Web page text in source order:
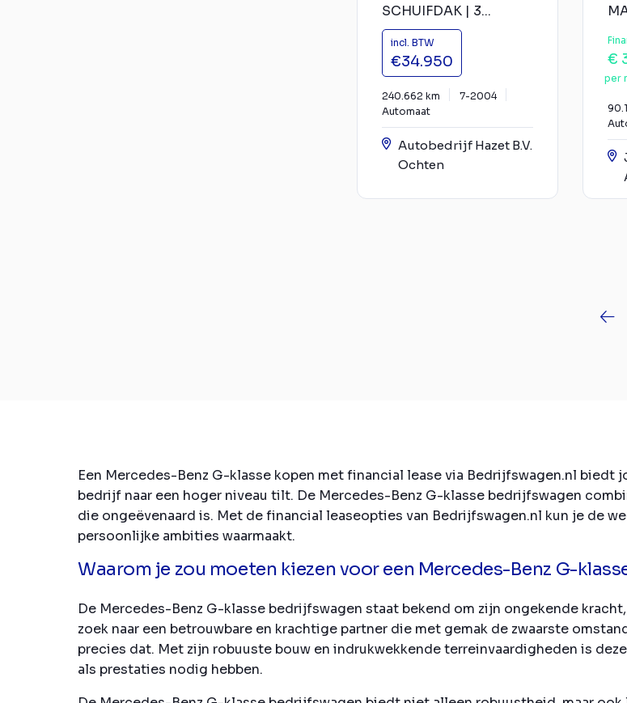
SCHUIFDAK | 3...
incl. BTW
€34.950
240.662 km
7-2004
Automaat
Autobedrijf Hazet B.V.
Ochten
€
per
Een Mercedes-Benz G-klasse kopen met financial lease via Bedrijfswagen.nl
bedrijf naar een hoger niveau tilt. De Mercedes-Benz G-klasse bedrijfswagen
die ongeëvenaard is. Met de financial leaseopties van Bedrijfswagen.nl kun je de
persoonlijke ambities waarmaakt.
Waarom je zou moeten kiezen voor een Mercedes-Benz G-
De Mercedes-Benz G-klasse bedrijfswagen staat bekend om zijn ongekende
zoek naar een betrouwbare en krachtige partner die met gemak de zwaarste
precies dat. Met zijn robuuste bouw en indrukwekkende terreinvaardigheden is
als prestaties nodig hebben.